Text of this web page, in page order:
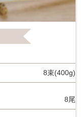
8束(400g)
8尾